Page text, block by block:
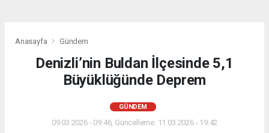
Anasayfa Gündem
Denizli’nin Buldan İlçesinde 5,1
Büyüklüğünde Deprem
GÜNDEM
09.03.2026 - 09:46, Güncelleme: 11.03.2026 - 19:42